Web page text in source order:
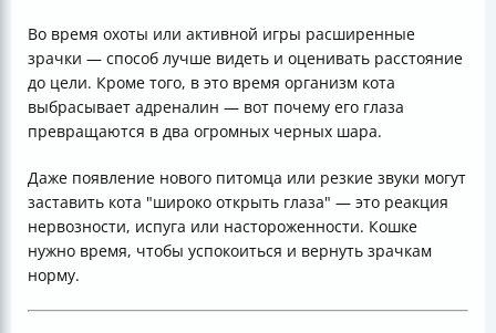
Во время охоты или активной игры расширенные
зрачки — способ лучше видеть и оценивать расстояние
до цели. Кроме того, в это время организм кота
выбрасывает адреналин — вот почему его глаза
превращаются в два огромных черных шара.
Даже появление нового питомца или резкие звуки могут
заставить кота "широко открыть глаза" — это реакция
нервозности, испуга или настороженности. Кошке
нужно время, чтобы успокоиться и вернуть зрачкам
норму.